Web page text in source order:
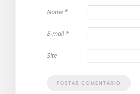
Nome *
E-mail*
Site